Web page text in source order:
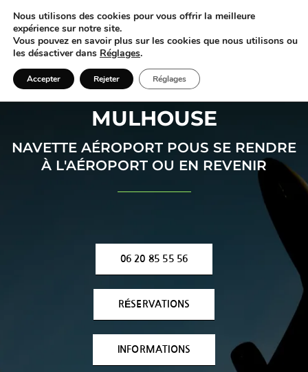
VTC AÉROPORT BÂLE-
MULHOUSE
NAVETTE AÉROPORT POUS SE RENDRE
À L'AÉROPORT OU EN REVENIR
06 20 85 55 56
RÉSERVATIONS
INFORMATIONS
Nous utilisons des cookies pour vous offrir la meilleure
expérience sur notre site.
Vous pouvez en savoir plus sur les cookies que nous utilisons ou
les désactiver dans Réglages.
Accepter Rejeter Réglages